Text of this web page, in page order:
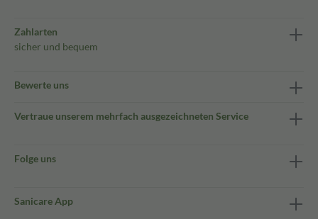
Zahlarten
sicher und bequem
Bewerte uns
Vertraue unserem mehrfach ausgezeichneten Service
Folge uns
Sanicare App